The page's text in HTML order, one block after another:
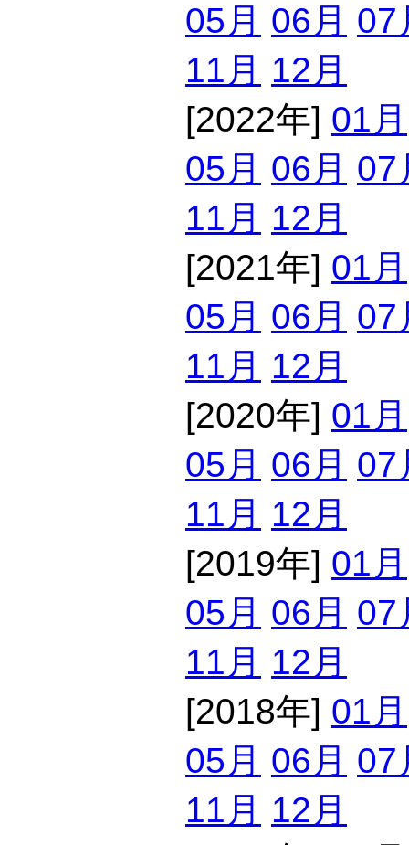
05月 06月 07
11月 12月
[2022年] 01月
05月 06月 07
11月 12月
[2021年] 01月
05月 06月 07
11月 12月
[2020年] 01月
05月 06月 07
11月 12月
[2019年] 01月
05月 06月 07
11月 12月
[2018年] 01月
05月 06月 07
11月 12月